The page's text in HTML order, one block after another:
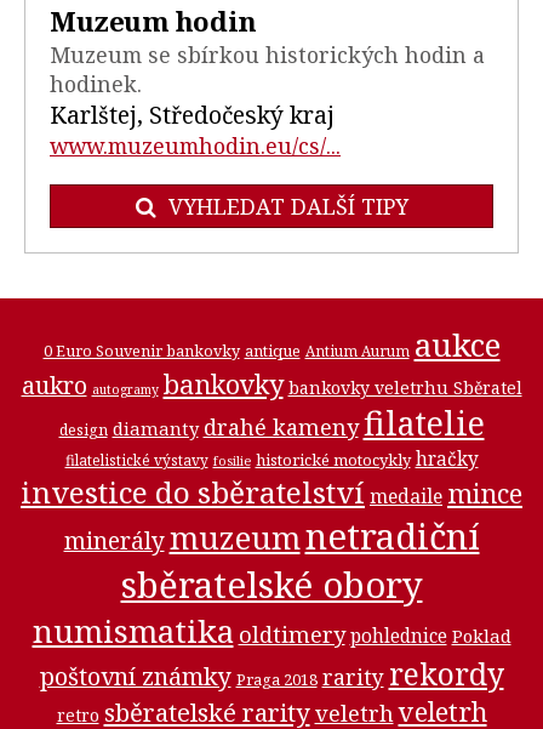
Muzeum hodin
Muzeum se sbírkou historických hodin a
hodinek.
Karlštej, Středočeský kraj
www.muzeumhodin.eu/cs/...
VYHLEDAT DALŠÍ TIPY
0 Euro Souvenir bankovky antique Antium Aurum aukce
aukro autogramy bankovky bankovky veletrhu Sběratel
design diamanty drahé kamenyfilatelie
filatelistické výstavy fosilie historické motocykly hračky
investice do sběratelství medaile mince
minerálymuzeumnetradiční
sběratelské obory
numismatika oldtimery pohlednice Poklad
poštovní známky Praga 2018 rarity rekordy
retro sběratelské rarityveletrhveletrh